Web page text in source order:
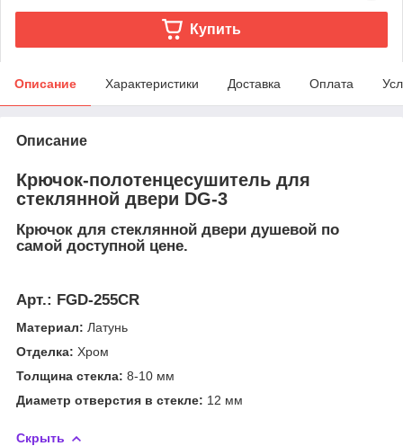
Купить
Описание Характеристики Доставка Оплата
Описание
Крючок-полотенцесушитель для
стеклянной двери DG-3
Крючок для стеклянной двери душевой по
самой доступной цене.
Арт.: FGD-255CR
Материал: Латунь
Отделка: Хром
Толщина стекла: 8-10 мм
Диаметр отверстия в стекле: 12 мм
Скрыть